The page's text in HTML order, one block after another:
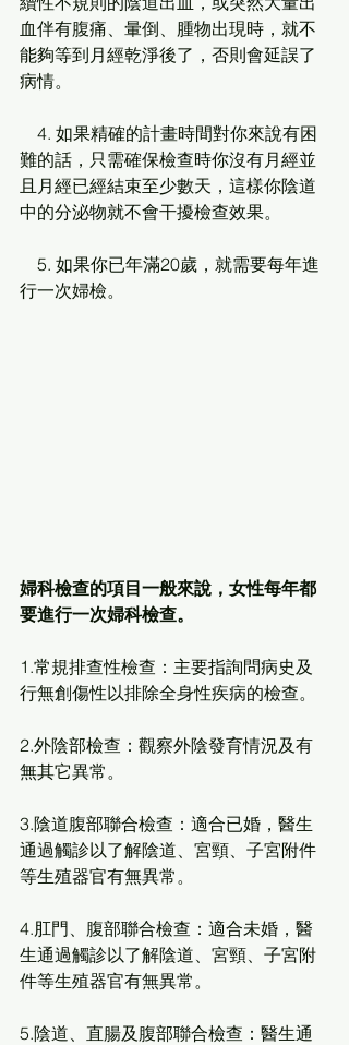
血伴有腹痛、暈倒、腫物出現時，就不
能夠等到月經乾淨後了，否則會延誤了
病情。
4. 如果精確的計畫時間對你來說有困
難的話，只需確保檢查時你沒有月經並
且月經已經結束至少數天，這樣你陰道
中的分泌物就不會干擾檢查效果。
5. 如果你已年滿20歲，就需要每年進
行一次婦檢。
婦科檢查的項目一般來說，女性每年都
要進行一次婦科檢查。
1.常規排查性檢查：主要指詢問病史及
行無創傷性以排除全身性疾病的檢查。
2.外陰部檢查：觀察外陰發育情況及有
無其它異常。
3.陰道腹部聯合檢查：適合已婚，醫生
通過觸診以了解陰道、宮頸、子宮附件
等生殖器官有無異常。
4.肛門、腹部聯合檢查：適合未婚，醫
生通過觸診以了解陰道、宮頸、子宮附
件等生殖器官有無異常。
5.陰道、直腸及腹部聯合檢查：醫生通